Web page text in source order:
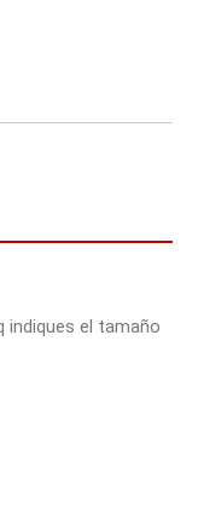
indiques el tamaño